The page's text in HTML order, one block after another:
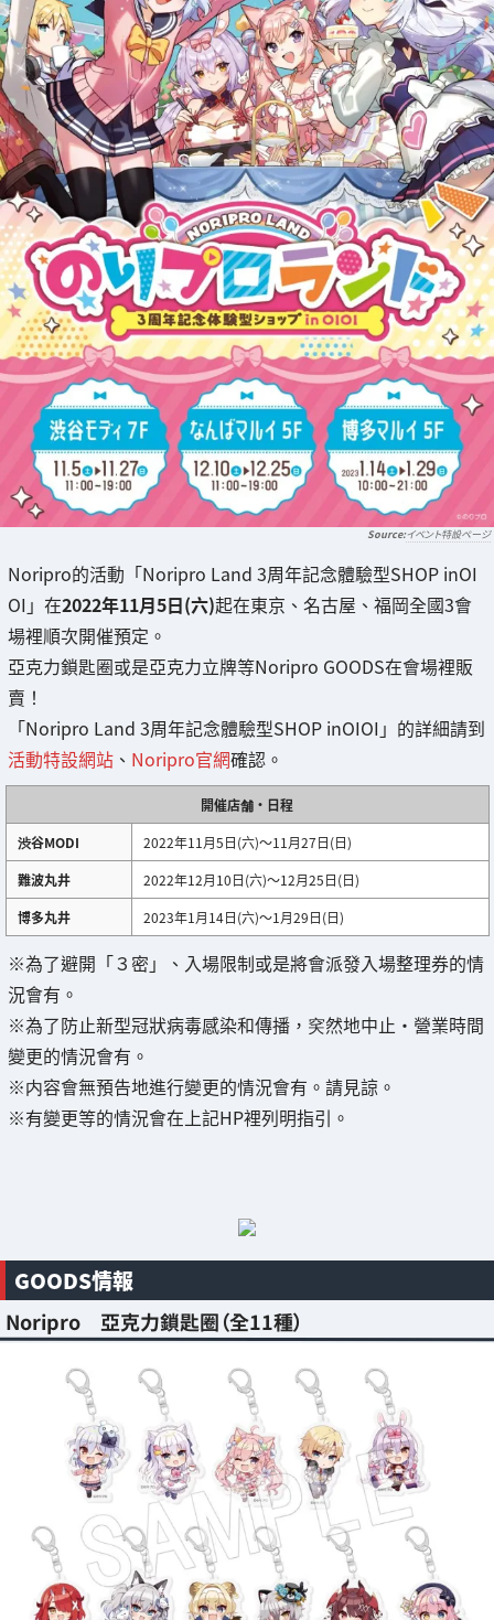
イベント特設ページ
Noripro的活動「Noripro Land 3周年記念體驗型SHOP inOI
OI」在2022年11月5日(六)起在東京、名古屋、福岡全國3會
場裡順次開催預定。
亞克力鎖匙圈或是亞克力立牌等Noripro GOODS在會場裡販
賣！
「Noripro Land 3周年記念體驗型SHOP inOIOI」的詳細請到
活動特設網站 、 Noripro官網確認。
開催店舗・日程
渋谷MODI
2022年11月5日(六)～11月27日(日)
難波丸井
2022年12月10日(六)～12月25日(日)
博多丸井
2023年1月14日(六)～1月29日(日)
※為了避開「３密」、入場限制或是將會派發入場整理券的情
況會有。
※為了防止新型冠狀病毒感染和傳播，穾然地中止・營業時間
變更的情況會有。
※内容會無預告地進行變更的情況會有。請見諒。
※有變更等的情況會在上記HP裡列明指引。
GOODS情報
Noripro 亞克力鎖匙圈（全11種）